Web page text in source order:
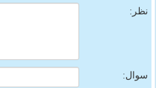
نظر:
سوال: